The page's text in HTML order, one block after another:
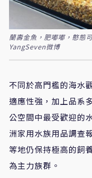
蘭壽金魚，肥嘟嘟，憨態
YangSeven微博
不同於高門檻的海水
適應性強，加上品系
公空間中最受歡迎的
洲家用水族用品調查
等地仍保持極高的飼
為主力族群。